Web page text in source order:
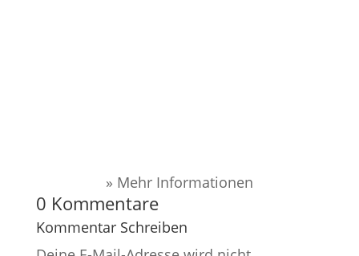
» Mehr Informationen
0 Kommentare
Kommentar Schreiben